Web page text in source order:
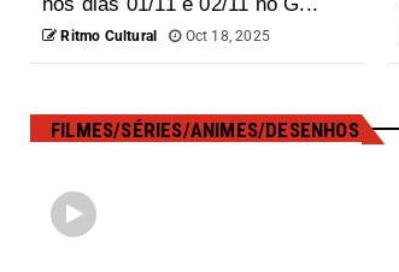
Ritmo Cultural Oct 18, 2025
FILMES/SÉRIES/ANIMES/DESENHOS